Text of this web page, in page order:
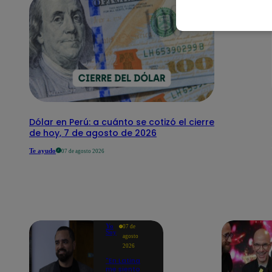
Dólar en Perú: a cuánto se cotizó el cierre
de hoy, 7 de agosto de 2026
Te ayudo 07 de agosto 2026
Yo
Soy
07 de
agosto
2026
"En Latina
me siento